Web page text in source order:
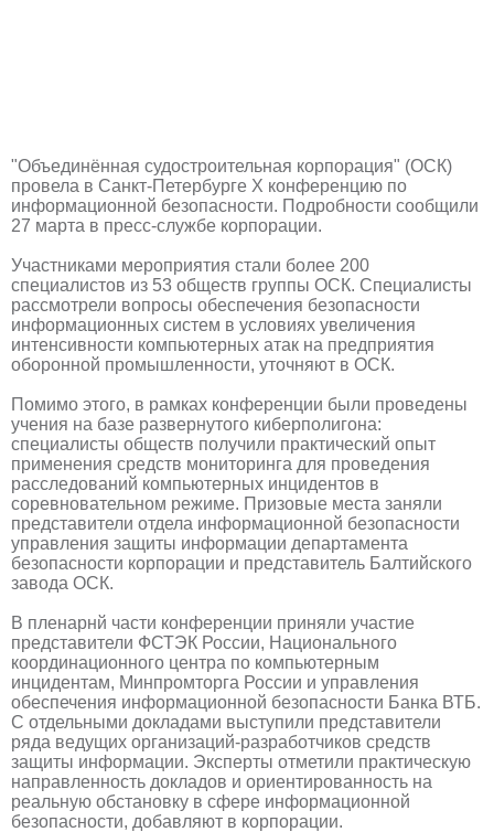
"Объединённая судостроительная корпорация" (ОСК)
провела в Санкт-Петербурге X конференцию по
информационной безопасности. Подробности сообщили
27 марта в пресс-службе корпорации.
Участниками мероприятия стали более 200
специалистов из 53 обществ группы ОСК. Специалисты
рассмотрели вопросы обеспечения безопасности
информационных систем в условиях увеличения
интенсивности компьютерных атак на предприятия
оборонной промышленности, уточняют в ОСК.
Помимо этого, в рамках конференции были проведены
учения на базе развернутого киберполигона:
специалисты обществ получили практический опыт
применения средств мониторинга для проведения
расследований компьютерных инцидентов в
соревновательном режиме. Призовые места заняли
представители отдела информационной безопасности
управления защиты информации департамента
безопасности корпорации и представитель Балтийского
завода ОСК.
В пленарнй части конференции приняли участие
представители ФСТЭК России, Национального
координационного центра по компьютерным
инцидентам, Минпромторга России и управления
обеспечения информационной безопасности Банка ВТБ.
С отдельными докладами выступили представители
ряда ведущих организаций-разработчиков средств
защиты информации. Эксперты отметили практическую
направленность докладов и ориентированность на
реальную обстановку в сфере информационной
безопасности, добавляют в корпорации.